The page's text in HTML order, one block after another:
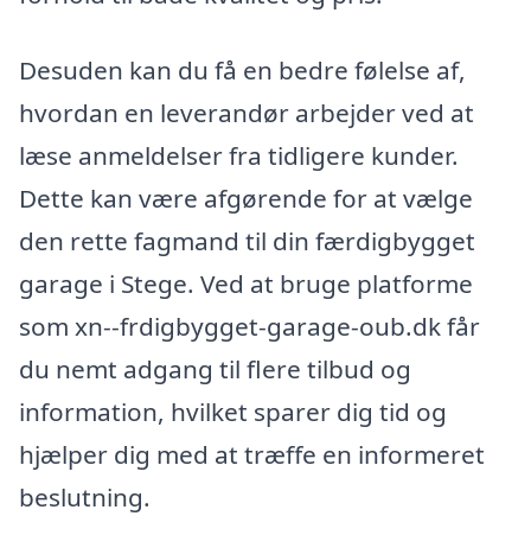
Desuden kan du få en bedre følelse af,
hvordan en leverandør arbejder ved at
læse anmeldelser fra tidligere kunder.
Dette kan være afgørende for at vælge
den rette fagmand til din færdigbygget
garage i Stege. Ved at bruge platforme
som xn--frdigbygget-garage-oub.dk får
du nemt adgang til flere tilbud og
information, hvilket sparer dig tid og
hjælper dig med at træffe en informeret
beslutning.